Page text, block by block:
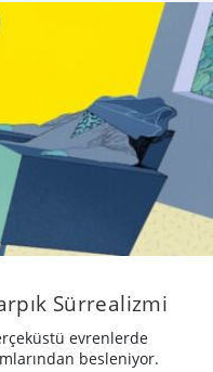
Sürrealizmi
evrenlerde
besleniyor.